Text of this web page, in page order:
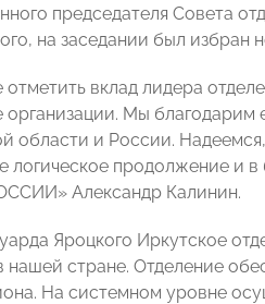
председателя Совета
на заседании был
отметить вклад лидера
организации. Мы благодарим
области и России.
логическое продолжение
Александр Калинин.
Яроцкого Иркутское
нашей стране. Отделение
На системном уровне